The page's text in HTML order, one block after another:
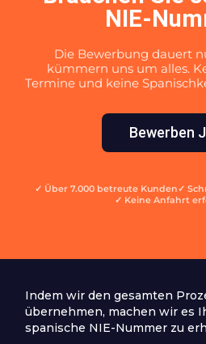
NIE-
Die Bewerbung dauert
kümmern uns um alles.
Termine und keine
Bewerben
✓ Über 7.000 betreute Kunden✓
✓ Keine Anfahrt
Indem wir den gesamten
übernehmen, machen wir es
spanische NIE-Nummer zu